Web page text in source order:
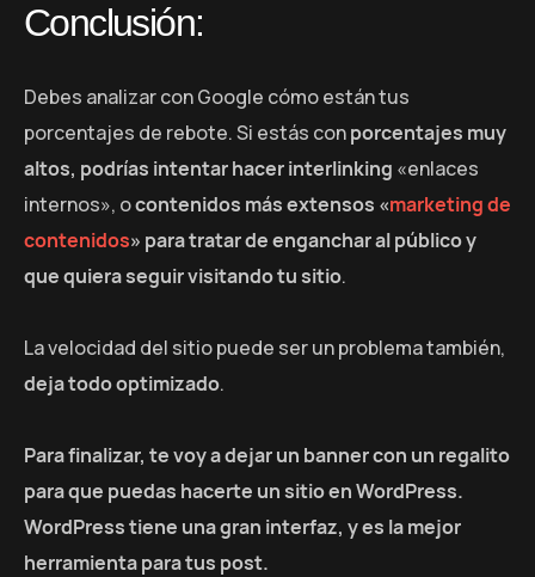
Conclusión:
Debes analizar con Google cómo están tus
porcentajes de rebote. Si estás conporcentajes muy
altos, podrías intentar hacer interlinking «enlaces
internos», ocontenidos más extensos «marketing de
contenidos» para tratar de enganchar al público y
que quiera seguir visitando tu sitio.
La velocidad del sitio puede ser un problema también,
deja todo optimizado.
Para finalizar, te voy a dejar un banner con un regalito
para que puedas hacerte un sitio en WordPress.
WordPress tiene una gran interfaz, y es la mejor
herramienta para tus post.